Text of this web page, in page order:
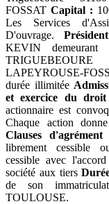
FOSSATCapital :
Les Services
D'ouvrage.
KEVIN
LAPEYROUSE-
durée illimitée
et exercice du
actionnaire est
Chaque action
Clauses d'agrément
librement cessible
cessible avec
société aux tiers
de son
TOULOUSE.